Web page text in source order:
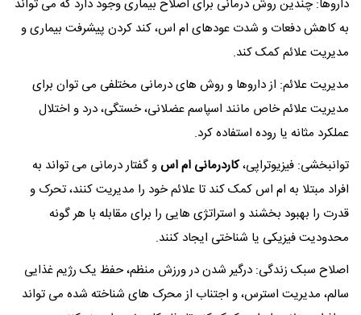
داروها: چندین روش درمانی برای اصلاح بیماری وجود دارد که می تواند
به کاهش دفعات و شدت عودهای ام اس، کند کردن پیشرفت بیماری و
مدیریت علائم کمک کند.
مدیریت علائم: از داروها و روش های درمانی مختلفی می توان برای
مدیریت علائم خاص مانند اسپاسم عضلانی، خستگی، درد و اختلال
عملکرد مثانه یا روده استفاده کرد.
توانبخشی: فیزیوتراپی،کاردرمانی ام اسو گفتار درمانی می تواند به
افراد مبتلا به ام اس کمک کند تا علائم خود را مدیریت کنند، تحرک و
قدرت را بهبود بخشند و استراتژی هایی را برای مقابله با هر گونه
محدودیت فیزیکی یا شناختی ایجاد کنند.
اصلاح سبک زندگی: درگیر شدن در ورزش منظم، حفظ یک رژیم غذایی
سالم، مدیریت استرس، و اجتناب از محرک های شناخته شده می تواند